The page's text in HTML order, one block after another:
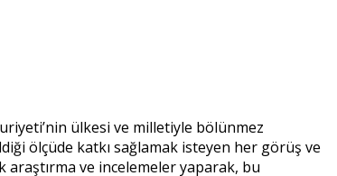
ülkesi ve milletiyle bölünmez
ölçüde katkı sağlamak isteyen her görüş ve
araştırma ve incelemeler yaparak, bu